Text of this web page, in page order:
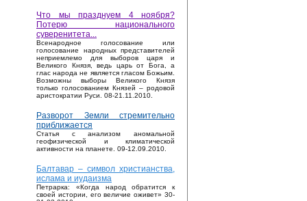
Что мы празднуем 4 ноября?
Потерю национального
суверенитета...
Bсенародное голосование или
голосование народных представителей
неприемлемо для выборов царя и
Великого Князя, ведь царь от Бога, а
глас народа не является гласом Божьим.
Возможны выборы Великого Князя
только голосованием Князей – родовой
аристократии Руси. 08-21.11.2010.
Разворот Земли стремительно
приближается
Статья с анализом аномальной
геофизической и климатической
активности на планете. 09-12.09.2010.
Балтавар – символ христианства,
ислама и иудаизма
Петрарка: «Когда народ обратится к
своей истории, его величие оживет» 30-